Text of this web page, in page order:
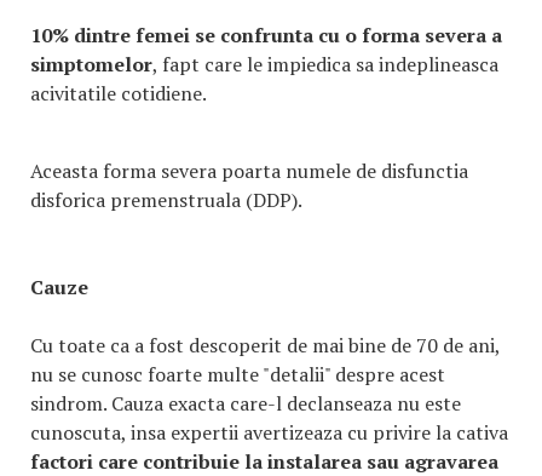
10% dintre femei se confrunta cu o forma severa a
simptomelor, fapt care le impiedica sa indeplineasca
acivitatile cotidiene.
Aceasta forma severa poarta numele de disfunctia
disforica premenstruala (DDP).
Cauze
Cu toate ca a fost descoperit de mai bine de 70 de ani,
nu se cunosc foarte multe "detalii" despre acest
sindrom. Cauza exacta care-l declanseaza nu este
cunoscuta, insa expertii avertizeaza cu privire la cativa
factori care contribuie la instalarea sau agravarea